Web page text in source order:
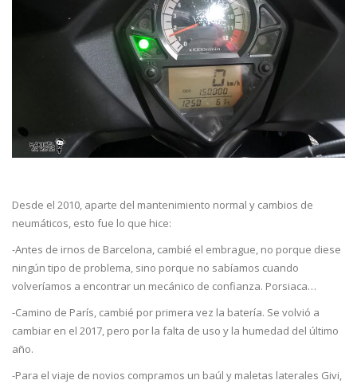
Desde el 2010, aparte del mantenimiento normal y cambios de
neumáticos, esto fue lo que hice:
-Antes de irnos de Barcelona, cambié el embrague, no porque diese
ningún tipo de problema, sino porque no sabíamos cuando
volveríamos a encontrar un mecánico de confianza. Porsiaca…
-Camino de París, cambié por primera vez la batería. Se volvió a
cambiar en el 2017, pero por la falta de uso y la humedad del último
año.
-Para el viaje de novios compramos un baúl y maletas laterales Givi,